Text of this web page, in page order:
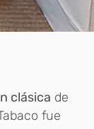
clásica de
fue